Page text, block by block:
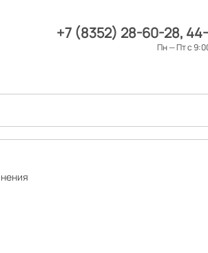
+7 (8352) 28-60-28
Пн — Пт с